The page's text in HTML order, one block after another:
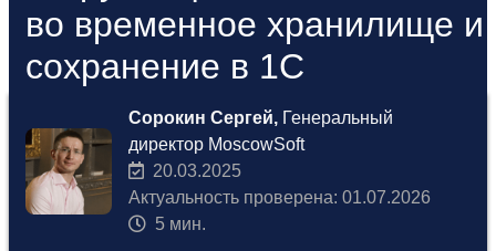
во временное хранилище и
сохранение в 1С
Сорокин Сергей, Генеральный
директор MoscowSoft
20.03.2025
Актуальность проверена: 01.07.2026
5 мин.